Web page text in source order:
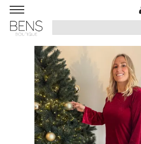
HOME
NIEUW
KLEDING
ACCESSOIRES